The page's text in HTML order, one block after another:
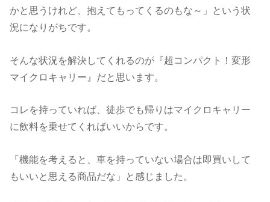
かと思うけれど、抱えてもってくるのもな～」という状
況になりがちです。
そんな状況を解決してくれるのが『超コンパクト！変形
マイクロキャリー』だと思います。
コレを持っていれば、徒歩でも帰りはマイクロキャリー
に飲料を乗せてくればいいからです。
「機能を考えると、車を持っていない場合は即買いして
もいいと思える商品だな」と感じました。